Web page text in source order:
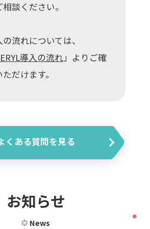
相談ください。
流れについては、
導入の流れ」よりご確
だけます。
くある質問を見る
お知らせ
News